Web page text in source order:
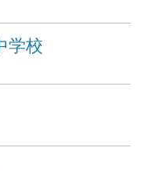
学校